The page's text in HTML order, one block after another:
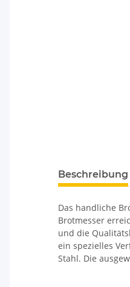
Beschreibung
Das handliche
Brotmesser
und die
ein spezielles
Stahl. Die